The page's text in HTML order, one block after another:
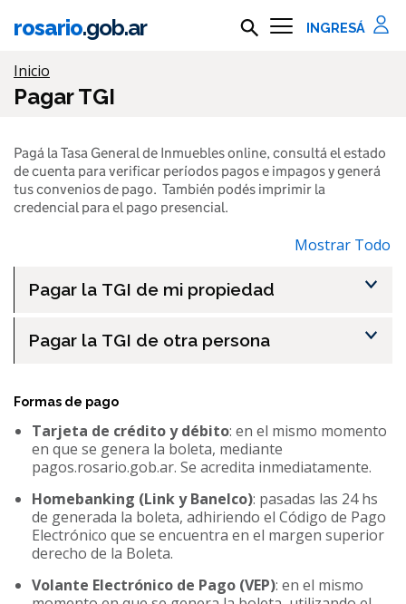
Ir al contenido principal
rosario.gob.ar Buscar en rosario.gob.ar
Información importante
Inicio
Pagar TGI
Pagá la Tasa General de Inmuebles online, consultá el estado
de cuenta para verificar períodos pagos e impagos y generá
tus convenios de pago. También podés imprimir la
credencial para el pago presencial.
Mostrar Todo
Pagar la TGI de mi propiedad
Pagar la TGI de otra persona
Formas de pago
Tarjeta de crédito y débito: en el mismo momento
en que se genera la boleta, mediante
pagos.rosario.gob.ar. Se acredita inmediatamente.
Homebanking (Link y Banelco): pasadas las 24 hs
de generada la boleta, adhiriendo el Código de Pago
Electrónico que se encuentra en el margen superior
derecho de la Boleta.
Volante Electrónico de Pago (VEP): en el mismo